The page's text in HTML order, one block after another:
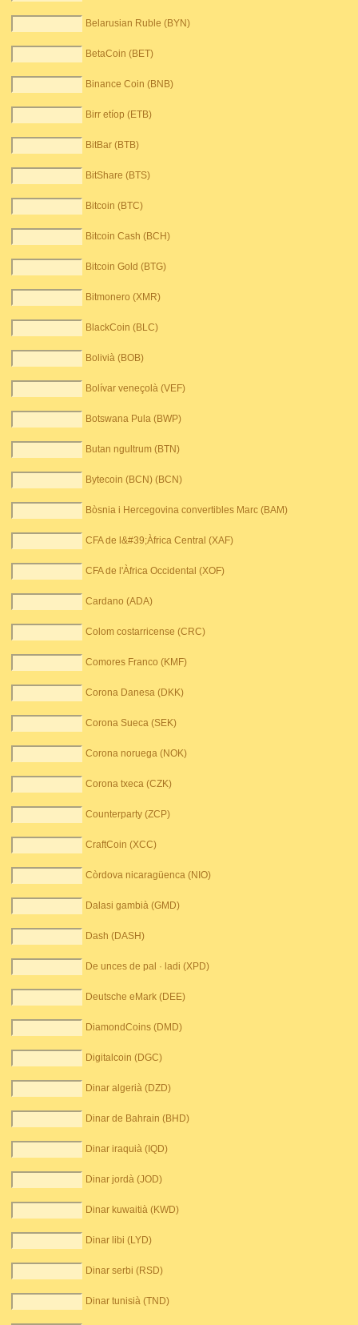
Belarusian Ruble (BYN)
BetaCoin (BET)
Binance Coin (BNB)
Birr etíop (ETB)
BitBar (BTB)
BitShare (BTS)
Bitcoin (BTC)
Bitcoin Cash (BCH)
Bitcoin Gold (BTG)
Bitmonero (XMR)
BlackCoin (BLC)
Bolivià (BOB)
Bolívar veneçolà (VEF)
Botswana Pula (BWP)
Butan ngultrum (BTN)
Bytecoin (BCN) (BCN)
Bòsnia i Hercegovina convertibles Marc (BAM)
CFA de l&#39;Àfrica Central (XAF)
CFA de l'Àfrica Occidental (XOF)
Cardano (ADA)
Colom costarricense (CRC)
Comores Franco (KMF)
Corona Danesa (DKK)
Corona Sueca (SEK)
Corona noruega (NOK)
Corona txeca (CZK)
Counterparty (ZCP)
CraftCoin (XCC)
Còrdova nicaragüenca (NIO)
Dalasi gambià (GMD)
Dash (DASH)
De unces de pal · ladi (XPD)
Deutsche eMark (DEE)
DiamondCoins (DMD)
Digitalcoin (DGC)
Dinar algerià (DZD)
Dinar de Bahrain (BHD)
Dinar iraquià (IQD)
Dinar jordà (JOD)
Dinar kuwaitià (KWD)
Dinar libi (LYD)
Dinar serbi (RSD)
Dinar tunisià (TND)